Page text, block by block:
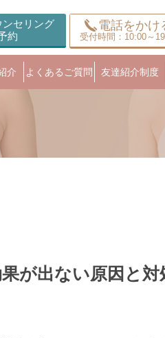
セリング
約
電話をかけ
受付時間：10:00～
介 よくあるご質問 友達紹介制度
が出ない原因と対